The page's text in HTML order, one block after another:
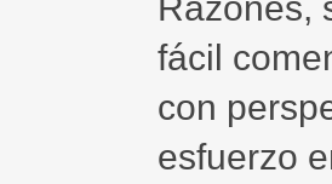
fácil
con
esfuerzo